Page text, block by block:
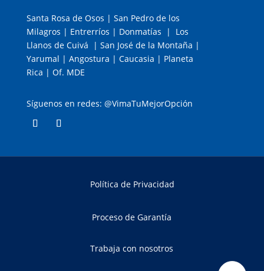
Santa Rosa de Osos | San Pedro de los
Milagros | Entrerríos | Donmatías | Los
Llanos de Cuivá | San José de la Montaña |
Yarumal | Angostura | Caucasia | Planeta
Rica | Of. MDE
Síguenos en redes: @VimaTuMejorOpción
Política de Privacidad
Proceso de Garantía
Trabaja con nosotros